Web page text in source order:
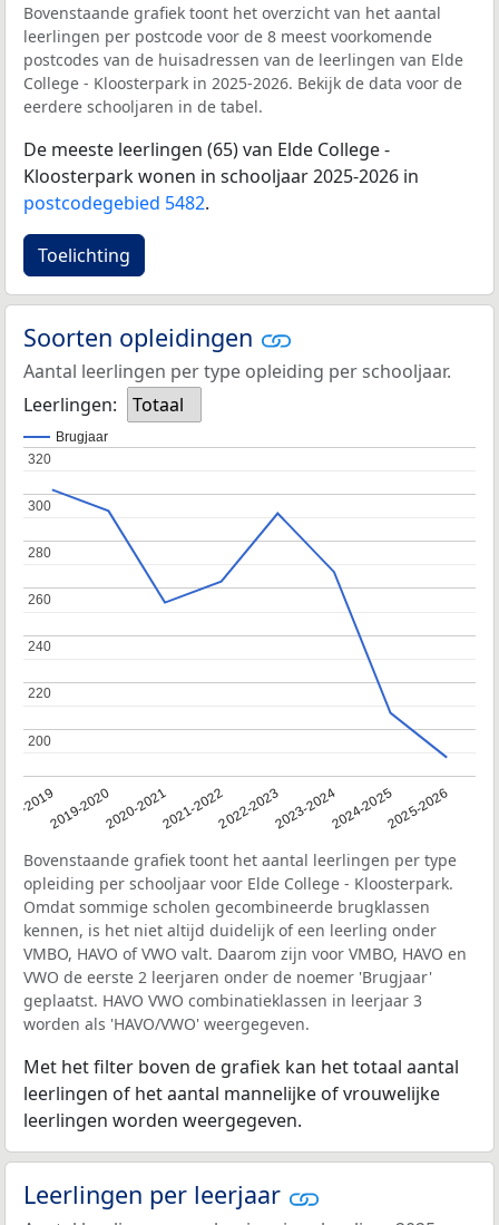
Bovenstaande grafiek toont het overzicht van het aantal
leerlingen per postcode voor de 8 meest voorkomende
postcodes van de huisadressen van de leerlingen van Elde
College - Kloosterpark in 2025-2026. Bekijk de data voor de
eerdere schooljaren in de tabel.
De meeste leerlingen (65) van Elde College -
Kloosterpark wonen in schooljaar 2025-2026 in
postcodegebied 5482.
Toelichting
Soorten opleidingen
Aantal leerlingen per type opleiding per schooljaar.
Leerlingen:
Totaal
Brugjaar
20192019-20202020-20212021-20222022-20232023-20242024-20252025-2026
200
200
220
220
240
240
260
260
280
280
300
300
320
320
Bovenstaande grafiek toont het aantal leerlingen per type
opleiding per schooljaar voor Elde College - Kloosterpark.
Omdat sommige scholen gecombineerde brugklassen
kennen, is het niet altijd duidelijk of een leerling onder
VMBO, HAVO of VWO valt. Daarom zijn voor VMBO, HAVO en
VWO de eerste 2 leerjaren onder de noemer 'Brugjaar'
geplaatst. HAVO VWO combinatieklassen in leerjaar 3
worden als 'HAVO/VWO' weergegeven.
Met het filter boven de grafiek kan het totaal aantal
leerlingen of het aantal mannelijke of vrouwelijke
leerlingen worden weergegeven.
Leerlingen per leerjaar